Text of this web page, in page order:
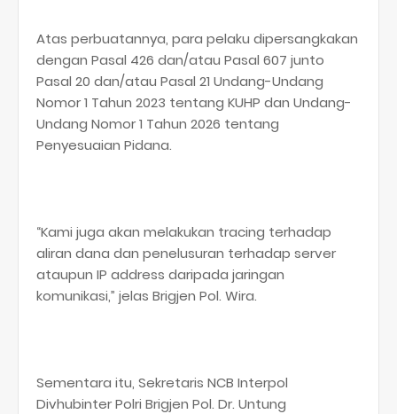
Atas perbuatannya, para pelaku dipersangkakan
dengan Pasal 426 dan/atau Pasal 607 junto
Pasal 20 dan/atau Pasal 21 Undang-Undang
Nomor 1 Tahun 2023 tentang KUHP dan Undang-
Undang Nomor 1 Tahun 2026 tentang
Penyesuaian Pidana.
“Kami juga akan melakukan tracing terhadap
aliran dana dan penelusuran terhadap server
ataupun IP address daripada jaringan
komunikasi,” jelas Brigjen Pol. Wira.
Sementara itu, Sekretaris NCB Interpol
Divhubinter Polri Brigjen Pol. Dr. Untung